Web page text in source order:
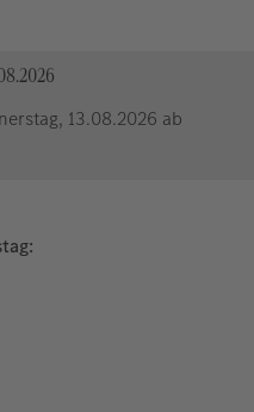
13.08.2026 ab